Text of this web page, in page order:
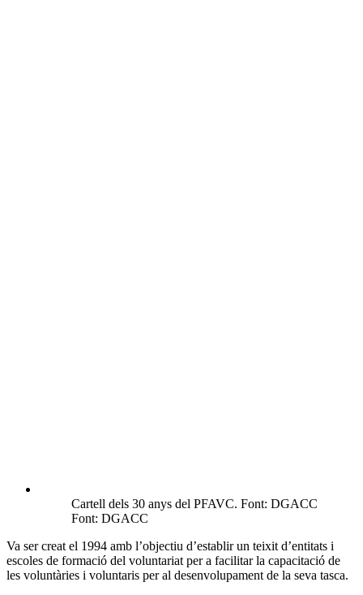
Cartell dels 30 anys del PFAVC. Font: DGACC
Font: DGACC
Va ser creat el 1994 amb l’objectiu d’establir un teixit d’entitats i
escoles de formació del voluntariat per a facilitar la capacitació de
les voluntàries i voluntaris per al desenvolupament de la seva tasca.